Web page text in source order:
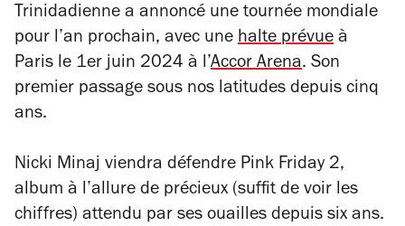
Trinidadienne a annoncé une tournée mondiale
pour l’an prochain, avec une halte prévue à
Paris le 1er juin 2024 à l’Accor Arena. Son
premier passage sous nos latitudes depuis cinq
ans.
Nicki Minaj viendra défendre Pink Friday 2,
album à l’allure de précieux (suffit de voir les
chiffres) attendu par ses ouailles depuis six ans.